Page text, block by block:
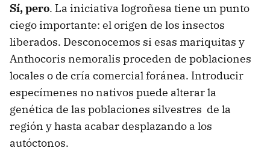
Sí, pero. La iniciativa logroñesa tiene un punto
ciego importante: el origen de los insectos
liberados. Desconocemos si esas mariquitas y
Anthocoris nemoralis proceden de poblaciones
locales o de cría comercial foránea. Introducir
especímenes no nativos puede alterar la
genética de las poblaciones silvestres de la
región y hasta acabar desplazando a los
autóctonos.